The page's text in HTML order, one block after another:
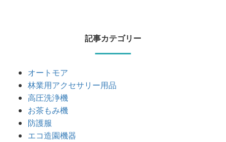
記事カテゴリー
オートモア
林業用アクセサリー用品
高圧洗浄機
お茶もみ機
防護服
エコ造園機器